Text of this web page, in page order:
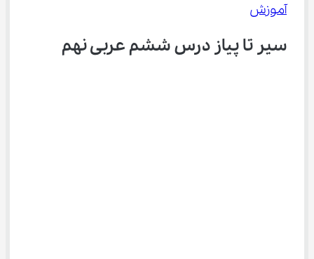
آموزش
سیر تا پیاز درس ششم عربی نهم